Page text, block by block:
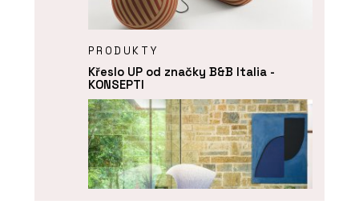
PRODUKTY
Křeslo UP od značky B&B Italia -
KONSEPTI